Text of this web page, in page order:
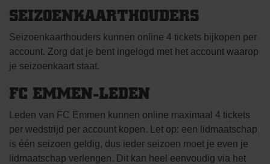
SEIZOENKAARTHOUDERS
Seizoenkaarthouders kunnen online 4 tickets bijkopen per
account. Zorg dat je bent ingelogd met het account waarop
je seizoenkaart staat.
FC EMMEN-LEDEN
Leden van FC Emmen kunnen online maximaal 4 tickets
per wedstrijd per account kopen. Let op: een lidmaatschap
is één seizoen geldig, dus ieder seizoen moet je even je
lidmaatschap verlengen. Dit kan heel eenvoudig via het